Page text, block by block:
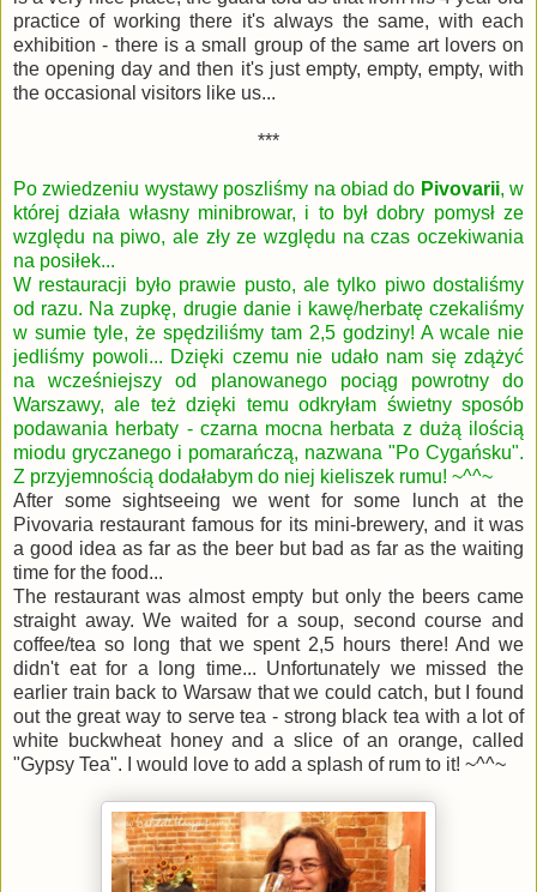
practice of working there it's always the same, with each
exhibition - there is a small group of the same art lovers on
the opening day and then it's just empty, empty, empty, with
the occasional visitors like us...
***
Po zwiedzeniu wystawy poszliśmy na obiad do Pivovarii, w
której działa własny minibrowar, i to był dobry pomysł ze
względu na piwo, ale zły ze względu na czas oczekiwania
na posiłek...
W restauracji było prawie pusto, ale tylko piwo dostaliśmy
od razu. Na zupkę, drugie danie i kawę/herbatę czekaliśmy
w sumie tyle, że spędziliśmy tam 2,5 godziny! A wcale nie
jedliśmy powoli... Dzięki czemu nie udało nam się zdążyć
na wcześniejszy od planowanego pociąg powrotny do
Warszawy, ale też dzięki temu odkryłam świetny sposób
podawania herbaty - czarna mocna herbata z dużą ilością
miodu gryczanego i pomarańczą, nazwana "Po Cygańsku".
Z przyjemnością dodałabym do niej kieliszek rumu! ~^^~
After some sightseeing we went for some lunch at the
Pivovaria restaurant famous for its mini-brewery, and it was
a good idea as far as the beer but bad as far as the waiting
time for the food...
The restaurant was almost empty but only the beers came
straight away. We waited for a soup, second course and
coffee/tea so long that we spent 2,5 hours there! And we
didn't eat for a long time... Unfortunately we missed the
earlier train back to Warsaw that we could catch, but I found
out the great way to serve tea - strong black tea with a lot of
white buckwheat honey and a slice of an orange, called
"Gypsy Tea". I would love to add a splash of rum to it! ~^^~